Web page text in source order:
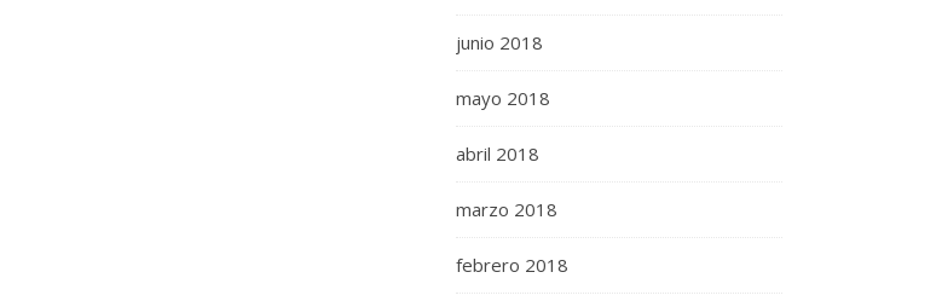
junio 2018
mayo 2018
abril 2018
marzo 2018
febrero 2018